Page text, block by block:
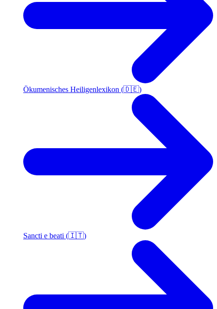
Ökumenisches Heiligenlexikon (🇩🇪)
Sancti e beati (🇮🇹)